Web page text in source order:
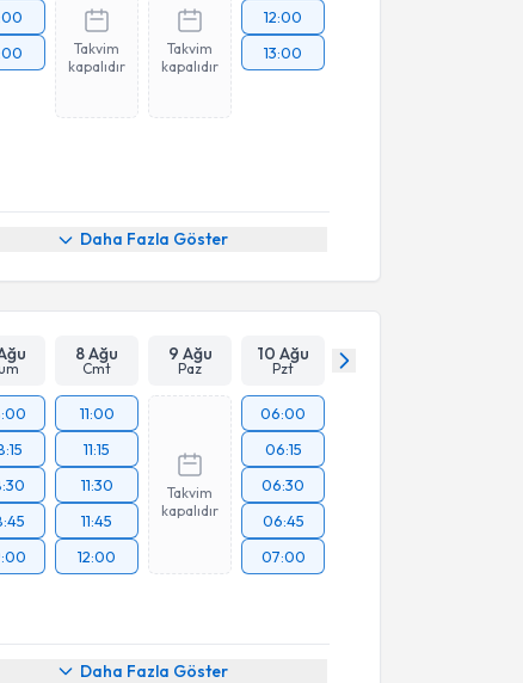
Takvim
kapalıdır
Takvim
kapalıdır
12:00
13:00
Daha Fazla Göster
7 Adres8 Adres9 Adres10
8 Ağu
Cmt
9 Ağu
Paz
10 Ağu
Pzt
11:00
11:15
11:30
11:45
12:00
Takvim
kapalıdır
06:00
06:15
06:30
06:45
07:00
Daha Fazla Göster